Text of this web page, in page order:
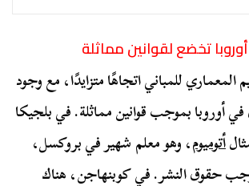
تخضع لقوانين مماثلة
المعماري للمباني اتجاهًا متزايدًا، مع وجود
أوروبا بموجب قوانين مماثلة. في بلجيكا
أتوميوم، وهو معلم شهير في بروكسل،
حقوق النشر. في كوبنهاجن، هناك